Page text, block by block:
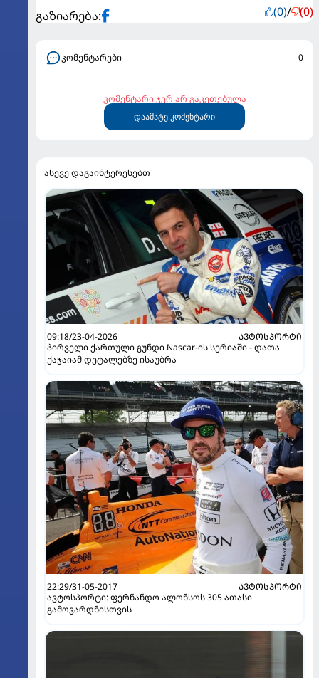
გაზიარება: (0)/ (0)
კომენტარები 0
კომენტარი ჯერ არ გაკეთებულა
დაამატე კომენტარი
ასევე დაგაინტერესებთ
09:18/23-04-2026
ᲐᲕᲢᲝᲡᲞᲝᲠᲢᲘ
პირველი ქართული გუნდი Nascar-ის სერიაში - დათა
ქაჯაიამ დეტალებზე ისაუბრა
22:29/31-05-2017
ᲐᲕᲢᲝᲡᲞᲝᲠᲢᲘ
ავტოსპორტი: ფერნანდო ალონსოს 305 ათასი
გამოვარდნისთვის